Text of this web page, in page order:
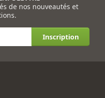
de nos nouveautés et
Inscription